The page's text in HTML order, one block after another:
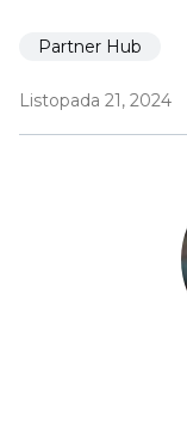
Partner Hub
Listopada 21, 2024